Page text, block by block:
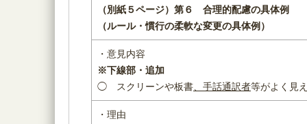
（別紙５ページ） 第６ 合理的配慮の具体例
（ルール・慣行の柔軟な変更の具体例）
・意見内容
※下線部・追加
◯ スクリーンや板書 、手話通訳者等がよく見
・理由